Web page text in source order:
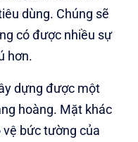
dùng. Chúng sẽ
có được nhiều sự
hơn.
dựng được một
hoàng. Mặt khác
vệ bức tường của